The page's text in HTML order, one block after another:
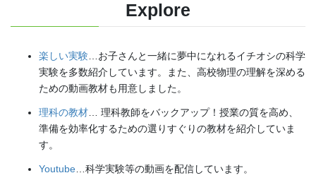
Explore
楽しい実験 …お子さんと一緒に夢中になれるイチオシの科学
実験を多数紹介しています。また、高校物理の理解を深める
ための動画教材も用意しました。
理科の教材 … 理科教師をバックアップ！授業の質を高め、
準備を効率化するための選りすぐりの教材を紹介していま
す。
Youtube …科学実験等の動画を配信しています。